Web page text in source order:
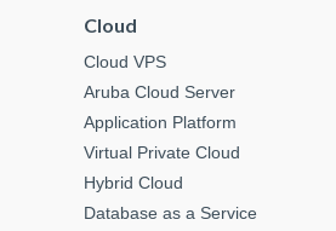
Cloud
Cloud VPS
Aruba Cloud Server
Application Platform
Virtual Private Cloud
Hybrid Cloud
Database as a Service